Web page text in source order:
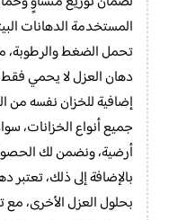
المستخدمة الدهانات
تحمل الضغط والرطوبة،
دهان العزل لا يحمي فقط
إضافية للخزان نفسه من
جميع أنواع الخزانات،
أرضية، ونضمن لك
بالإضافة إلى ذلك، تعتبر
بحلول العزل الأخرى، مع